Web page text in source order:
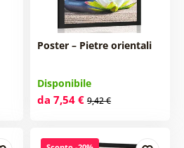
Poster – Pietre orientali
Disponibile
da 7,54 € 9,42 €